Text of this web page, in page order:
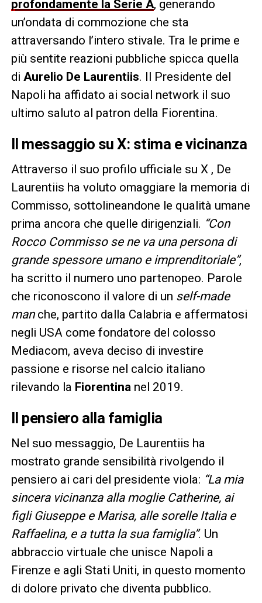
profondamente la Serie A, generando
un’ondata di commozione che sta
attraversando l’intero stivale. Tra le prime e
più sentite reazioni pubbliche spicca quella
di Aurelio De Laurentiis. Il Presidente del
Napoli ha affidato ai social network il suo
ultimo saluto al patron della Fiorentina.
Il messaggio su X: stima e vicinanza
Attraverso il suo profilo ufficiale su X , De
Laurentiis ha voluto omaggiare la memoria di
Commisso, sottolineandone le qualità umane
prima ancora che quelle dirigenziali. “Con
Rocco Commisso se ne va una persona di
grande spessore umano e imprenditoriale”,
ha scritto il numero uno partenopeo. Parole
che riconoscono il valore di un self-made
manche, partito dalla Calabria e affermatosi
negli USA come fondatore del colosso
Mediacom, aveva deciso di investire
passione e risorse nel calcio italiano
rilevando la Fiorentina nel 2019.
Il pensiero alla famiglia
Nel suo messaggio, De Laurentiis ha
mostrato grande sensibilità rivolgendo il
pensiero ai cari del presidente viola: “La mia
sincera vicinanza alla moglie Catherine, ai
figli Giuseppe e Marisa, alle sorelle Italia e
Raffaelina, e a tutta la sua famiglia”. Un
abbraccio virtuale che unisce Napoli a
Firenze e agli Stati Uniti, in questo momento
di dolore privato che diventa pubblico.